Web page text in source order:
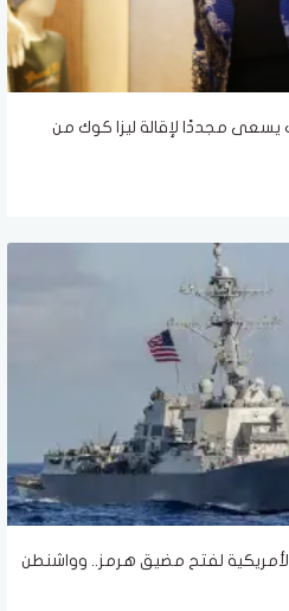
يسعى مجددًا لإقالة ليزا كوك من
الأمريكية لفتح مضيق هرمز.. وواشنطن